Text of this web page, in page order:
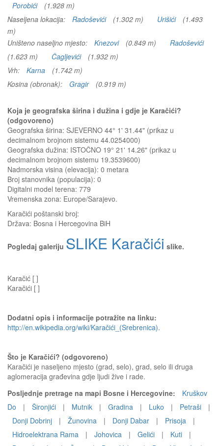
Porobići
(1.928 m)
Naseljena lokacija:
Radoševići (1.302 m) Urišići
(1.493
m)
Uništeno naseljno mjesto:
Knezovi (0.849 m)
Radoševići
(1.623 m)
Čagljevići
(1.932 m)
Vrh:
Karna
(1.742 m)
Kosina (obronak):
Gragir (0.919 m)
Koja je geografska širina i dužina i gdje je Karačići?
(odgovoreno)
Geografska širina: SJEVERNO 44° 1' 31.44" (prikaz u
decimalnom brojnom sistemu 44.0254000)
Geografska dužina: ISTOČNO 19° 21' 14.26" (prikaz u
decimalnom brojnom sistemu 19.3539600)
Nadmorska visina (elevacija): 0 metara
Broj stanovnika (populacija): 0
Digitalni model terena: 779
Vremenska zona: Europe/Sarajevo.
Karačići poštanski broj:
Država: Bosna i Hercegovina BiH
Pogledaj galeriju SLIKE Karačići slike.
Karačić [ ]
Karačići [ ]
Dodatni opis i informacije potražite na linku:
http://en.wikipedia.org/wiki/Karačići_(Srebrenica).
Što je Karačići? (odgovoreno)
Karačići je naseljeno mjesto (grad, selo), grad, selo ili druga
aglomeracija građevina gdje ljudi žive i rade.
Posljednje pretrage na mapi Bosne i Hercegovine:
Kruškov
Do
| Šironjići | Mutnik | Gradina | Luko | Petraši
|
Donji Dobrinj
| Žunovina | Donji Dabar | Prisoja
|
Hidroelektrana Rama
| Johovica | Gelići | Kuti
|